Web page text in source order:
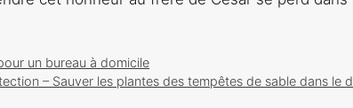
un bureau à domicile
– Sauver les plantes des tempêtes de sable dans le